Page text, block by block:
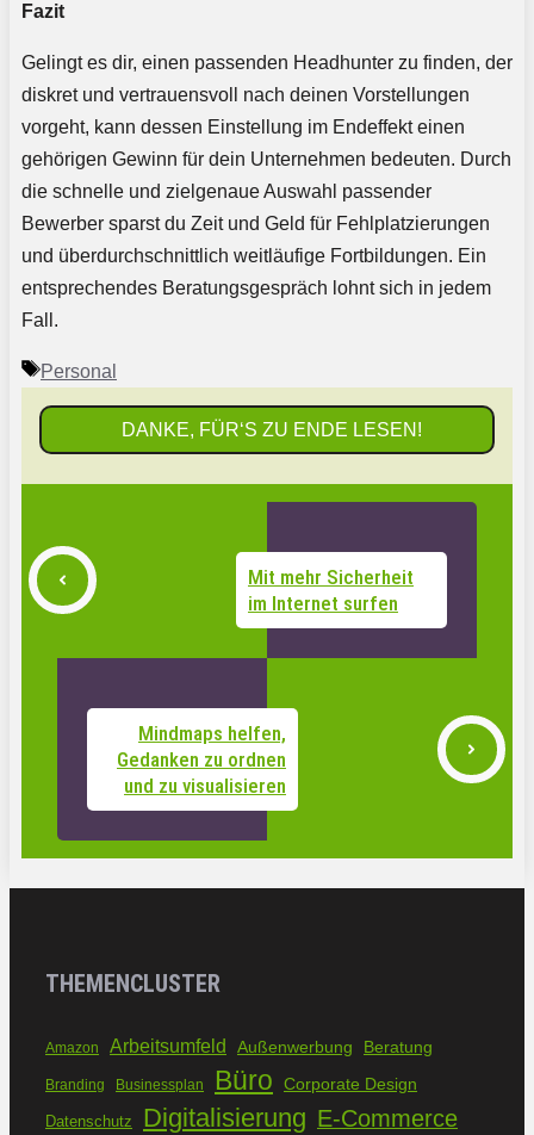
Fazit
Gelingt es dir, einen passenden Headhunter zu finden, der
diskret und vertrauensvoll nach deinen Vorstellungen
vorgeht, kann dessen Einstellung im Endeffekt einen
gehörigen Gewinn für dein Unternehmen bedeuten. Durch
die schnelle und zielgenaue Auswahl passender
Bewerber sparst du Zeit und Geld für Fehlplatzierungen
und überdurchschnittlich weitläufige Fortbildungen. Ein
entsprechendes Beratungsgespräch lohnt sich in jedem
Fall.
Schlagwörter
Personal
DANKE, FÜR‘S ZU ENDE LESEN!
Mit mehr Sicherheit
im Internet surfen
Mindmaps helfen,
Gedanken zu ordnen
und zu visualisieren
THEMENCLUSTER
Amazon Arbeitsumfeld Außenwerbung Beratung
Branding Businessplan Büro Corporate Design
Datenschutz Digitalisierung E-Commerce